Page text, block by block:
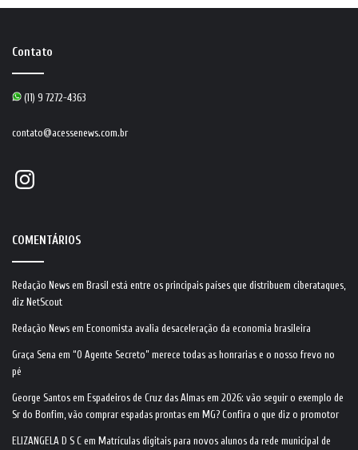
Contato
(11) 9 7272-4363
contato@acessenews.com.br
Instagram
COMENTÁRIOS
Redação News em Brasil está entre os principais países que distribuem ciberataques,
diz NetScout
Redação News em Economista avalia desaceleração da economia brasileira
Graça Sena em “O Agente Secreto” merece todas as honrarias e o nosso frevo no
pé
George Santos em Espadeiros de Cruz das Almas em 2026: vão seguir o exemplo de
Sr do Bonfim, vão comprar espadas prontas em MG? Confira o que diz o promotor
ELIZANGELA D S C em Matrículas digitais para novos alunos da rede municipal de